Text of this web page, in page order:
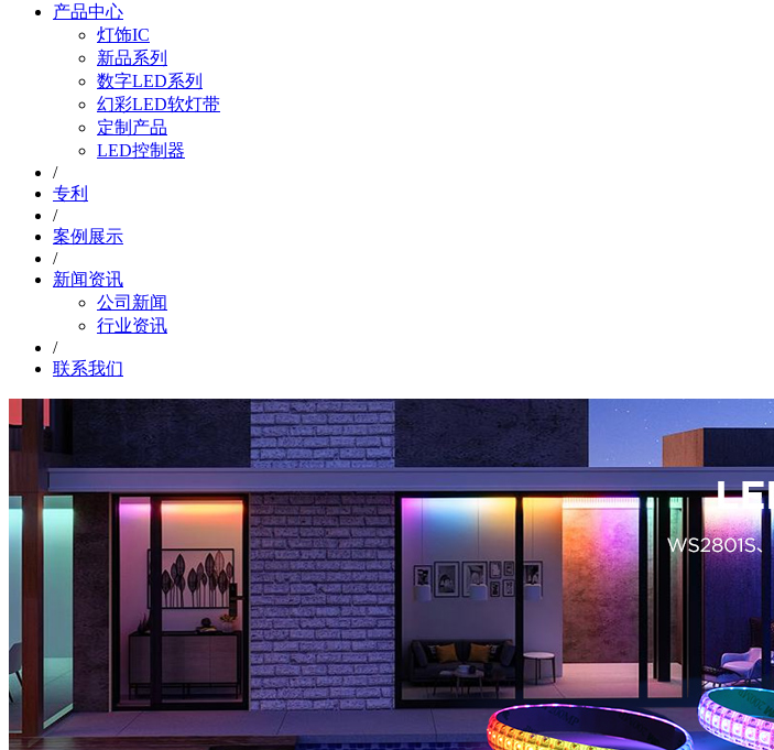
产品中心
灯饰IC
新品系列
数字LED系列
幻彩LED软灯带
定制产品
LED控制器
/
专利
/
案例展示
/
新闻资讯
公司新闻
行业资讯
/
联系我们